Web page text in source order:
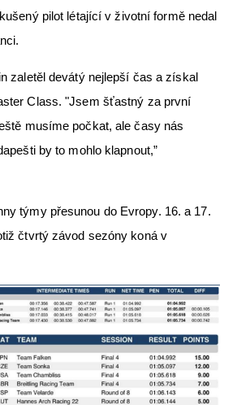
pilot létající v životní formě nedal
zaletěl devátý nejlepší čas a získal
Class. "Jsem šťastný za první
musíme počkat, ale časy nás
by to mohlo klapnout,”
týmy přesunou do Evropy. 16. a 17.
čtvrtý závod sezóny koná v